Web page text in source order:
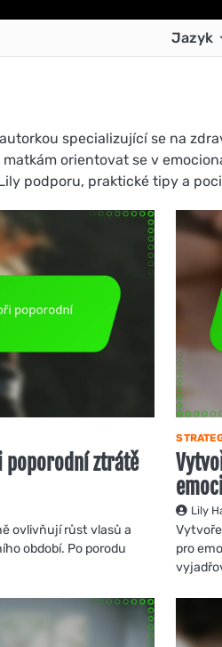
Jazyk
specializující se na
orientovat se v
podporu, praktické tipy a
poporodní ztrátě
ovlivňují růst vlasů a
období. Po porodu
Lily
pro